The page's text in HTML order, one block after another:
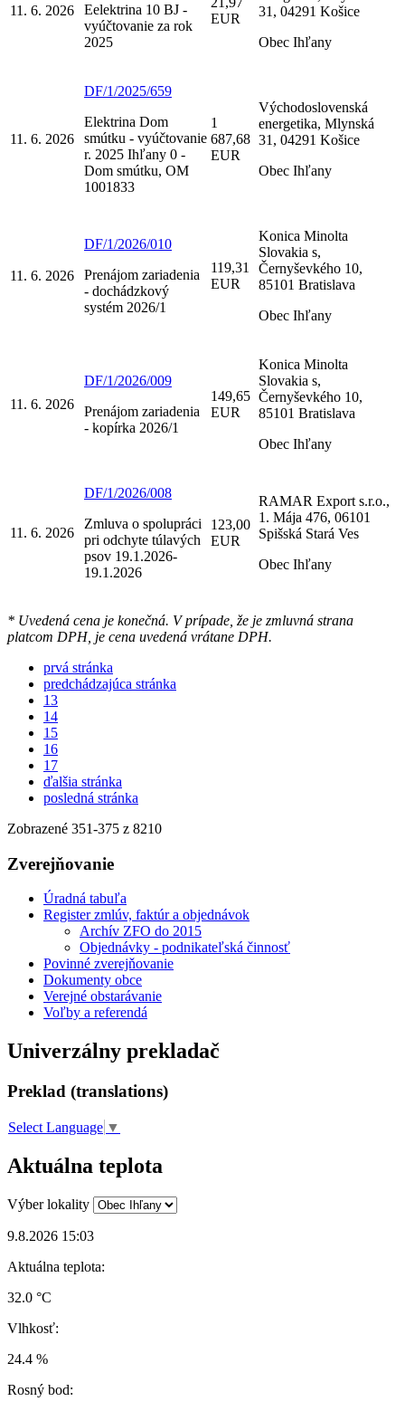
11. 6. 2026
Eelektrina 10 BJ -
vyúčtovanie za rok
2025
EUR
31, 04291 Košice
Obec Ihľany
11. 6. 2026
DF/1/2025/659
Elektrina Dom
smútku - vyúčtovanie
r. 2025 Ihľany 0 -
Dom smútku, OM
1001833
1
687,68
EUR
Východoslovenská
energetika, Mlynská
31, 04291 Košice
Obec Ihľany
11. 6. 2026
DF/1/2026/010
Prenájom zariadenia
- dochádzkový
systém 2026/1
119,31
EUR
Konica Minolta
Slovakia s,
Černyševkého 10,
85101 Bratislava
Obec Ihľany
11. 6. 2026
DF/1/2026/009
Prenájom zariadenia
- kopírka 2026/1
149,65
EUR
Konica Minolta
Slovakia s,
Černyševkého 10,
85101 Bratislava
Obec Ihľany
11. 6. 2026
DF/1/2026/008
Zmluva o spolupráci
pri odchyte túlavých
psov 19.1.2026-
19.1.2026
123,00
EUR
RAMAR Export s.r.o.,
1. Mája 476, 06101
Spišská Stará Ves
Obec Ihľany
* Uvedená cena je konečná. V prípade, že je zmluvná strana
platcom DPH, je cena uvedená vrátane DPH.
prvá stránka
predchádzajúca stránka
13
14
15
16
17
ďalšia stránka
posledná stránka
Zobrazené 351-375 z 8210
Zverejňovanie
Úradná tabuľa
Register zmlúv, faktúr a objednávok
Archív ZFO do 2015
Objednávky - podnikateľská činnosť
Povinné zverejňovanie
Dokumenty obce
Verejné obstarávanie
Voľby a referendá
Univerzálny prekladač
Preklad (translations)
Select Language ▼
Aktuálna teplota
Výber lokality
9.8.2026 15:03
Aktuálna teplota:
32.0 °C
Vlhkosť:
24.4 %
Rosný bod: